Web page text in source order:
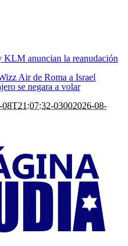
KLM anuncian la reanudación
Air de Roma a Israel
se negara a volar
08T21:07:32-03002026-08-